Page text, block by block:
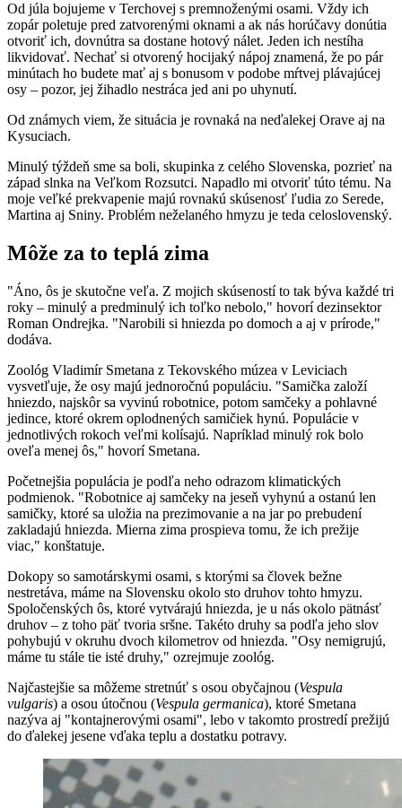
Od júla bojujeme v Terchovej s premnoženými osami. Vždy ich
zopár poletuje pred zatvorenými oknami a ak nás horúčavy donútia
otvoriť ich, dovnútra sa dostane hotový nálet. Jeden ich nestíha
likvidovať. Nechať si otvorený hocijaký nápoj znamená, že po pár
minútach ho budete mať aj s bonusom v podobe mŕtvej plávajúcej
osy – pozor, jej žihadlo nestráca jed ani po uhynutí.
Od známych viem, že situácia je rovnaká na neďalekej Orave aj na
Kysuciach.
Minulý týždeň sme sa boli, skupinka z celého Slovenska, pozrieť na
západ slnka na Veľkom Rozsutci. Napadlo mi otvoriť túto tému. Na
moje veľké prekvapenie majú rovnakú skúsenosť ľudia zo Serede,
Martina aj Sniny. Problém neželaného hmyzu je teda celoslovenský.
Môže za to teplá zima
"Áno, ôs je skutočne veľa. Z mojich skúseností to tak býva každé tri
roky – minulý a predminulý ich toľko nebolo," hovorí dezinsektor
Roman Ondrejka. "Narobili si hniezda po domoch a aj v prírode,"
dodáva.
Zoológ Vladimír Smetana z Tekovského múzea v Leviciach
vysvetľuje, že osy majú jednoročnú populáciu. "Samička založí
hniezdo, najskôr sa vyvinú robotnice, potom samčeky a pohlavné
jedince, ktoré okrem oplodnených samičiek hynú. Populácie v
jednotlivých rokoch veľmi kolísajú. Napríklad minulý rok bolo
oveľa menej ôs," hovorí Smetana.
Početnejšia populácia je podľa neho odrazom klimatických
podmienok. "Robotnice aj samčeky na jeseň vyhynú a ostanú len
samičky, ktoré sa uložia na prezimovanie a na jar po prebudení
zakladajú hniezda. Mierna zima prospieva tomu, že ich prežije
viac," konštatuje.
Dokopy so samotárskymi osami, s ktorými sa človek bežne
nestretáva, máme na Slovensku okolo sto druhov tohto hmyzu.
Spoločenských ôs, ktoré vytvárajú hniezda, je u nás okolo pätnásť
druhov – z toho päť tvoria sršne. Takéto druhy sa podľa jeho slov
pohybujú v okruhu dvoch kilometrov od hniezda. "Osy nemigrujú,
máme tu stále tie isté druhy," ozrejmuje zoológ.
Najčastejšie sa môžeme stretnúť s osou obyčajnou (Vespula
vulgaris) a osou útočnou (Vespula germanica), ktoré Smetana
nazýva aj "kontajnerovými osami", lebo v takomto prostredí prežijú
do ďalekej jesene vďaka teplu a dostatku potravy.